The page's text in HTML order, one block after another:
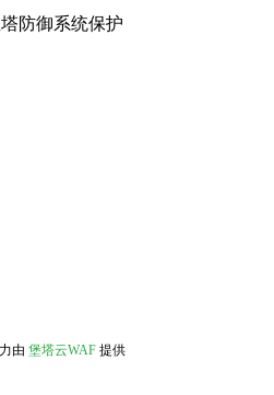
防御系统保护
由 堡塔云WAF 提供